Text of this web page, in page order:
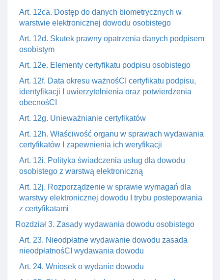
Art. 12ca. Dostęp do danych biometrycznych w
warstwie elektronicznej dowodu osobistego
Art. 12d. Skutek prawny opatrzenia danych podpisem
osobistym
Art. 12e. Elementy certyfikatu podpisu osobistego
Art. 12f. Data okresu ważnośCI certyfikatu podpisu,
identyfikacji I uwierzytelnienia oraz potwierdzenia
obecnośCI
Art. 12g. Unieważnianie certyfikatów
Art. 12h. Właściwość organu w sprawach wydawania
certyfikatów I zapewnienia ich weryfikacji
Art. 12i. Polityka świadczenia usług dla dowodu
osobistego z warstwą elektroniczną
Art. 12j. Rozporządzenie w sprawie wymagań dla
warstwy elektronicznej dowodu I trybu postepowania
z certyfikatami
Rozdział 3. Zasady wydawania dowodu osobistego
Art. 23. Nieodpłatne wydawanie dowodu zasada
nieodpłatnośCI wydawania dowodu
Art. 24. Wniosek o wydanie dowodu